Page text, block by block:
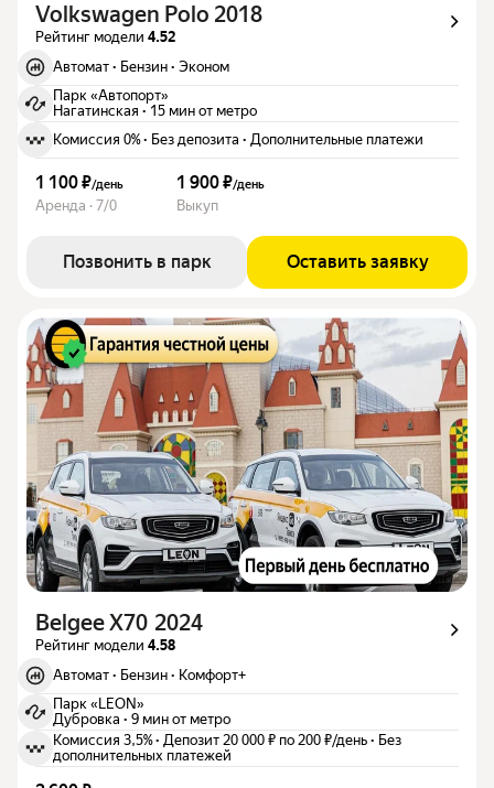
Volkswagen Polo 2018
Рейтинг модели 4.52
Автомат · Бензин · Эконом
Парк «Автопорт»
Нагатинская · 15 мин от метро
Комиссия 0%· Без депозита · Дополнительные платежи
1 100 ₽/день
Аренда · 7/0
1 900 ₽/день
Выкуп
Позвонить в парк Оставить заявку
Belgee X70 2024
Рейтинг модели 4.58
Автомат · Бензин · Комфорт+
Парк «LEON»
Дубровка · 9 мин от метро
Комиссия 3,5%· Депозит 20 000 ₽ по 200 ₽/день · Без
дополнительных платежей